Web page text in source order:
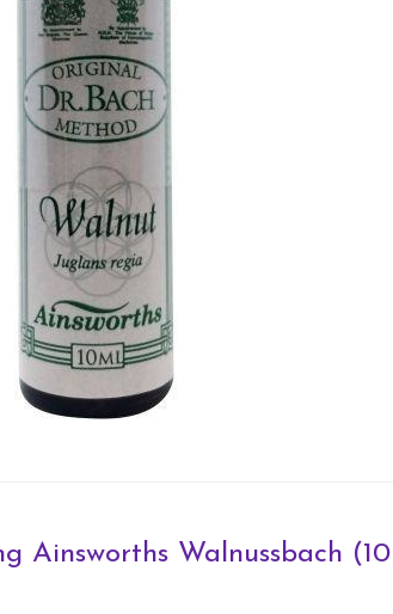
Ainsworths Walnussbach (10